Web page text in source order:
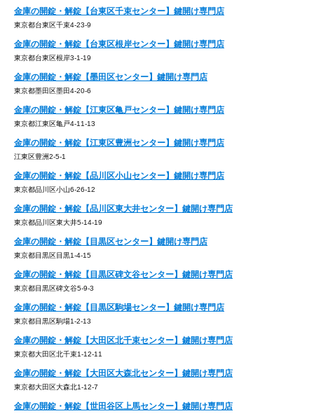
金庫の開錠・解錠【台東区千束センター】鍵開け専門店
東京都台東区千束4-23-9
金庫の開錠・解錠【台東区根岸センター】鍵開け専門店
東京都台東区根岸3-1-19
金庫の開錠・解錠【墨田区センター】鍵開け専門店
東京都墨田区墨田4-20-6
金庫の開錠・解錠【江東区亀戸センター】鍵開け専門店
東京都江東区亀戸4-11-13
金庫の開錠・解錠【江東区豊洲センター】鍵開け専門店
江東区豊洲2-5-1
金庫の開錠・解錠【品川区小山センター】鍵開け専門店
東京都品川区小山6-26-12
金庫の開錠・解錠【品川区東大井センター】鍵開け専門店
東京都品川区東大井5-14-19
金庫の開錠・解錠【目黒区センター】鍵開け専門店
東京都目黒区目黒1-4-15
金庫の開錠・解錠【目黒区碑文谷センター】鍵開け専門店
東京都目黒区碑文谷5-9-3
金庫の開錠・解錠【目黒区駒場センター】鍵開け専門店
東京都目黒区駒場1-2-13
金庫の開錠・解錠【大田区北千束センター】鍵開け専門店
東京都大田区北千束1-12-11
金庫の開錠・解錠【大田区大森北センター】鍵開け専門店
東京都大田区大森北1-12-7
金庫の開錠・解錠【世田谷区上馬センター】鍵開け専門店